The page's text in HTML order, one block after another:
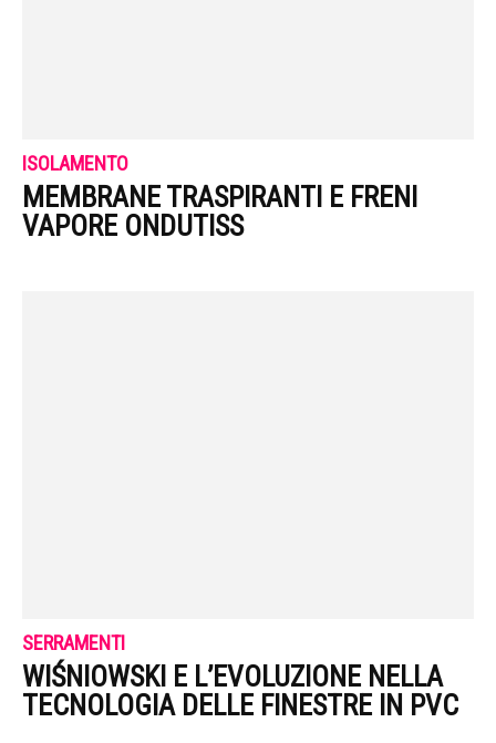
ISOLAMENTO
MEMBRANE TRASPIRANTI E FRENI
VAPORE ONDUTISS
SERRAMENTI
WIŚNIOWSKI E L’EVOLUZIONE NELLA
TECNOLOGIA DELLE FINESTRE IN PVC